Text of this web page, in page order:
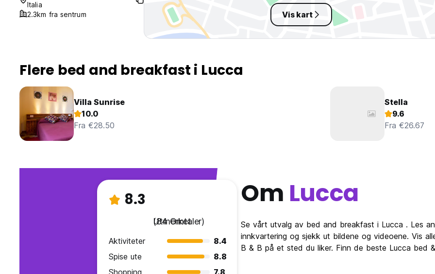
Italia
2.3km fra sentrum
Vis kart
Flere bed and breakfast i Lucca
Villa Sunrise
10.0
Fra €28.50
Stella
9.6
Fra €26.67
8.3
Utmerket
(84 Omtaler)
Aktiviteter
8.4
Spise ute
8.8
Om Lucca
Se vårt utvalg av bed and breakfast i Lucca . Les
innkvartering og sjekk ut bildene og videoene. Vis
B & B på et sted du liker. Finn de beste Lucca bed